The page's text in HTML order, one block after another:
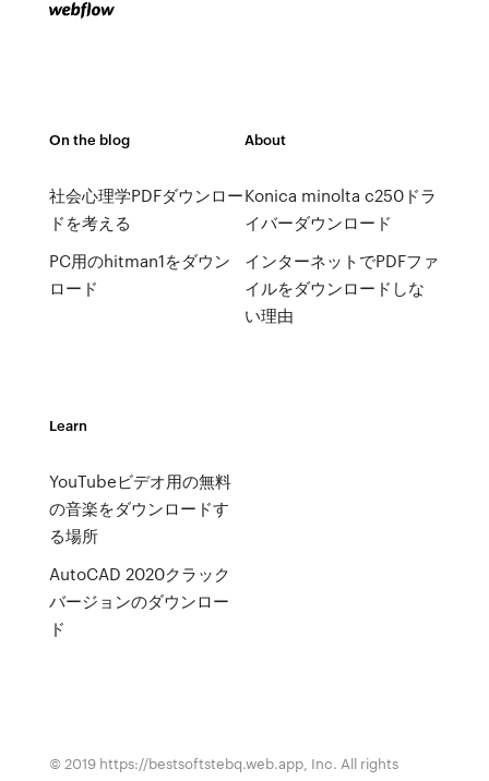
On the blog
社会心理学PDFダウンロー
ドを考える
PC用のhitman1をダウン
ロード
About
Konica minolta c250ドラ
イバーダウンロード
インターネットでPDFファ
イルをダウンロードしな
い理由
Learn
YouTubeビデオ用の無料
の音楽をダウンロードす
る場所
AutoCAD 2020クラック
バージョンのダウンロー
ド
© 2019 https://bestsoftstebq.web.app, Inc. All rights